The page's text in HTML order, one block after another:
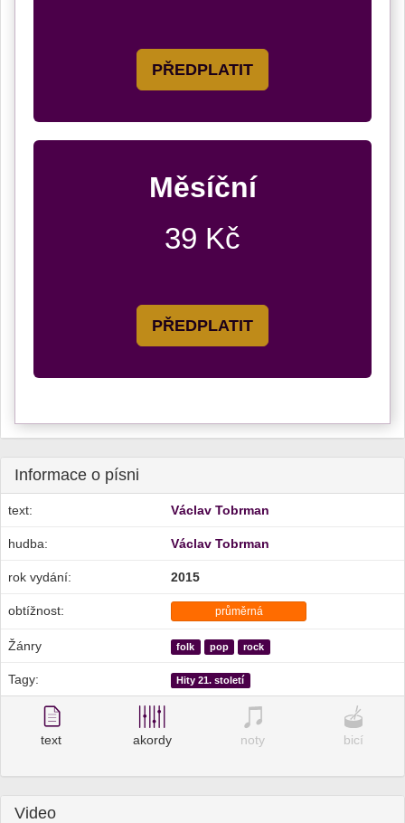
PŘEDPLATIT
Měsíční
39 Kč
PŘEDPLATIT
Informace o písni
text: Václav Tobrman
hudba: Václav Tobrman
rok vydání: 2015
obtížnost: průměrná
Žánry folk pop rock
Tagy: Hity 21. století
text akordy noty bicí
Video